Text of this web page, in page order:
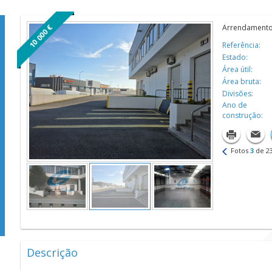
Fotos 3 de
10 000 €
Referência:
Estado:
Área útil:
Área bruta:
Divisões:
Ano de
construção:
Descrição